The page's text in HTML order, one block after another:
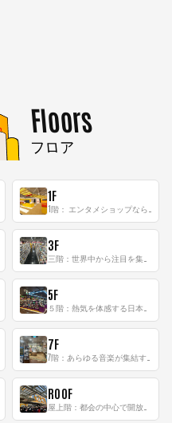
Floors
フロア
1F
3F
5F
7F
ROOF